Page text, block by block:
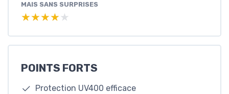
MAIS SANS SURPRISES
★★★★★
★★★★★
POINTS FORTS
Protection UV400 efficace